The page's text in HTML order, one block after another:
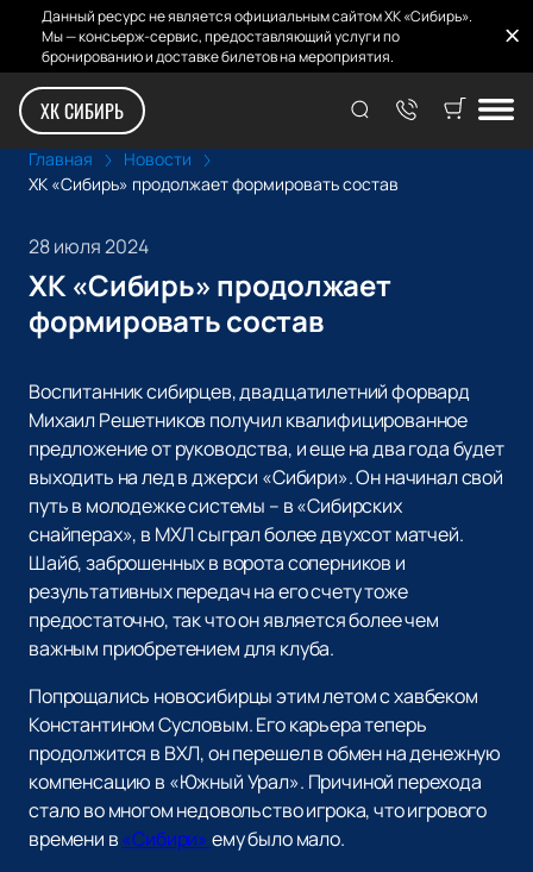
Данный ресурс не является официальным сайтом ХК «Сибирь».
Мы — консьерж-сервис, предоставляющий услуги по
бронированию и доставке билетов на мероприятия.
ХК СИБИРЬ
Главная
Новости
ХК «Сибирь» продолжает формировать состав
28 июля 2024
ХК «Сибирь» продолжает
формировать состав
Воспитанник сибирцев, двадцатилетний форвард
Михаил Решетников получил квалифицированное
предложение от руководства, и еще на два года будет
выходить на лед в джерси «Сибири». Он начинал свой
путь в молодежке системы – в «Сибирских
снайперах», в МХЛ сыграл более двухсот матчей.
Шайб, заброшенных в ворота соперников и
результативных передач на его счету тоже
предостаточно, так что он является более чем
важным приобретением для клуба.
Попрощались новосибирцы этим летом с хавбеком
Константином Сусловым. Его карьера теперь
продолжится в ВХЛ, он перешел в обмен на денежную
компенсацию в «Южный Урал». Причиной перехода
стало во многом недовольство игрока, что игрового
времени в«Сибири» ему было мало.